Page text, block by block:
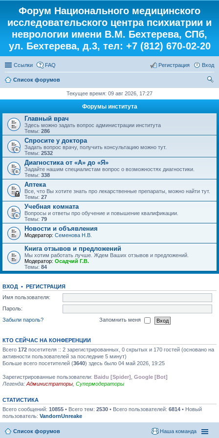
Форум Национального медицинского
исследовательского центра психиатрии и
неврологии имени В.М. Бехтерева, СПб,
ул. Бехтерева, д.3, тел: +7 (812) 670-02-20
Ссылки FAQ Вход
Регистрация
Список форумов
Текущее время: 09 авг 2026, 17:27
Форумы института
Главный врач
Здесь можно задать вопрос администрации института
Темы: 286
Спросите у доктора
Задать вопрос врачу, получить консультацию можно тут.
Темы: 2532
Диагностика от «А» до «Я»
Задайте нашим специалистам вопрос о возможностях диагностики.
Темы: 338
Аптека
Все, что Вы хотите знать про лекарственные препараты, можно найти тут.
Темы: 27
Учебная комната
Вопросы и ответы про обучение и повышение квалификации.
Темы: 79
Новости и объявления
Модератор: Семенова Н.В.
Книга отзывов и предложений
Мы хотим работать лучше. Ждем Ваших отзывов и предложений.
Модератор: Осадчий Г.В.
Темы: 84
ВХОД • РЕГИСТРАЦИЯ
Имя пользователя:
Пароль:
Забыли пароль?
Запомнить меня
КТО СЕЙЧАС НА КОНФЕРЕНЦИИ
Всего 172 посетителя :: 2 зарегистрированных, 0 скрытых и 170 гостей (основано на
активности пользователей за последние 5 минут)
Больше всего посетителей (3640) здесь было 04 май 2026, 19:25
Зарегистрированные пользователи: Baidu [Spider] Google [Bot]
Легенда: Администраторы Супермодераторы
СТАТИСТИКА
Всего сообщений: 10855 • Всего тем: 2530 • Всего пользователей: 6814 • Новый
пользователь: VandornUnreake
Список форумов Наша команда